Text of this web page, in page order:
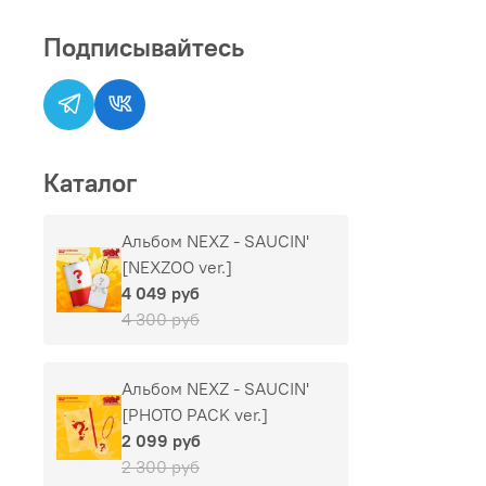
Подписывайтесь
Каталог
Альбом NEXZ - SAUCIN'
[NEXZOO ver.]
4 049 руб
4 300 руб
Альбом NEXZ - SAUCIN'
[PHOTO PACK ver.]
2 099 руб
2 300 руб